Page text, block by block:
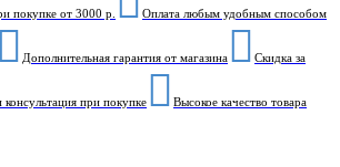
покупке от 3000 р. Оплата любым удобным способом
Дополнительная гарантия от магазина Скидка за
при покупке Высокое качество товара